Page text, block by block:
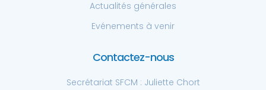
Actualités générales
Evénements à venir
Contactez-nous
Secrétariat SFCM : Juliette Chort